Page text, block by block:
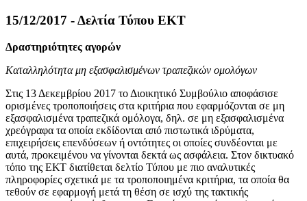
15/12/2017 - Δελτία Τύπου ΕΚΤ
Δραστηριότητες αγορών
Καταλληλότητα μη εξασφαλισμένων τραπεζικών ομολόγων
Στις 13 Δεκεμβρίου 2017 το Διοικητικό Συμβούλιο αποφάσισε
ορισμένες τροποποιήσεις στα κριτήρια που εφαρμόζονται σε μη
εξασφαλισμένα τραπεζικά ομόλογα, δηλ. σε μη εξασφαλισμένα
χρεόγραφα τα οποία εκδίδονται από πιστωτικά ιδρύματα,
επιχειρήσεις επενδύσεων ή οντότητες οι οποίες συνδέονται με
αυτά, προκειμένου να γίνονται δεκτά ως ασφάλεια. Στον δικτυακό
τόπο της ΕΚΤ διατίθεται δελτίο Τύπου με πιο αναλυτικές
πληροφορίες σχετικά με τα τροποποιημένα κριτήρια, τα οποία θα
τεθούν σε εφαρμογή μετά τη θέση σε ισχύ της τακτικής